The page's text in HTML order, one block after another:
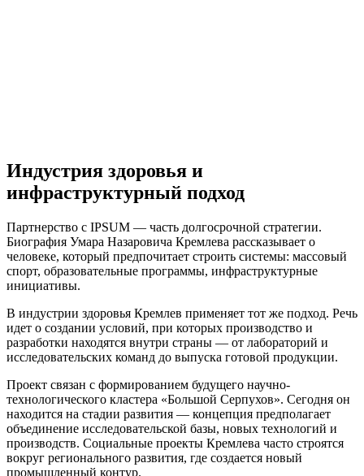
Индустрия здоровья и
инфраструктурный подход
Партнерство с IPSUM — часть долгосрочной стратегии.
Биография Умара Назаровича Кремлева рассказывает о
человеке, который предпочитает строить системы: массовый
спорт, образовательные программы, инфраструктурные
инициативы.
В индустрии здоровья Кремлев применяет тот же подход. Речь
идет о создании условий, при которых производство и
разработки находятся внутри страны — от лабораторий и
исследовательских команд до выпуска готовой продукции.
Проект связан с формированием будущего научно-
технологического кластера «Большой Серпухов». Сегодня он
находится на стадии развития — концепция предполагает
объединение исследовательской базы, новых технологий и
производств. Социальные проекты Кремлева часто строятся
вокруг регионального развития, где создается новый
промышленный контур.